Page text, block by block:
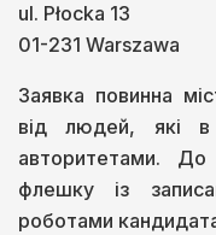
ul. Płocka 13
01-231 Warszawa
Заявка повинна
від людей, які в
авторитетами. До
флешку із
роботами